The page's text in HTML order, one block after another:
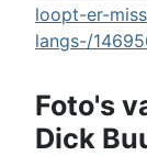
loopt-er-
langs-/
Foto's
Dick